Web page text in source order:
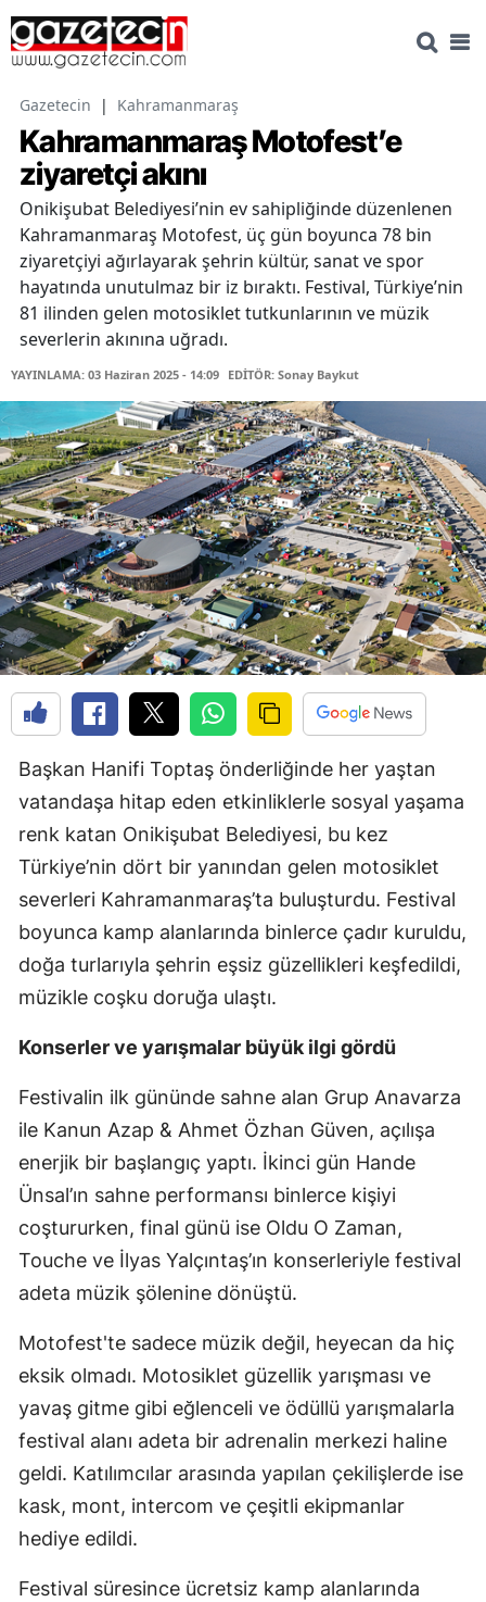
Gazetecin | Kahramanmaraş
Kahramanmaraş Motofest’e
ziyaretçi akını
Onikişubat Belediyesi’nin ev sahipliğinde düzenlenen
Kahramanmaraş Motofest, üç gün boyunca 78 bin
ziyaretçiyi ağırlayarak şehrin kültür, sanat ve spor
hayatında unutulmaz bir iz bıraktı. Festival, Türkiye’nin
81 ilinden gelen motosiklet tutkunlarının ve müzik
severlerin akınına uğradı.
YAYINLAMA: 03 Haziran 2025 - 14:09 EDİTÖR: Sonay Baykut
Başkan Hanifi Toptaş önderliğinde her yaştan
vatandaşa hitap eden etkinliklerle sosyal yaşama
renk katan Onikişubat Belediyesi, bu kez
Türkiye’nin dört bir yanından gelen motosiklet
severleri Kahramanmaraş’ta buluşturdu. Festival
boyunca kamp alanlarında binlerce çadır kuruldu,
doğa turlarıyla şehrin eşsiz güzellikleri keşfedildi,
müzikle coşku doruğa ulaştı.
Konserler ve yarışmalar büyük ilgi gördü
Festivalin ilk gününde sahne alan Grup Anavarza
ile Kanun Azap & Ahmet Özhan Güven, açılışa
enerjik bir başlangıç yaptı. İkinci gün Hande
Ünsal’ın sahne performansı binlerce kişiyi
coştururken, final günü ise Oldu O Zaman,
Touche ve İlyas Yalçıntaş’ın konserleriyle festival
adeta müzik şölenine dönüştü.
Motofest'te sadece müzik değil, heyecan da hiç
eksik olmadı. Motosiklet güzellik yarışması ve
yavaş gitme gibi eğlenceli ve ödüllü yarışmalarla
festival alanı adeta bir adrenalin merkezi haline
geldi. Katılımcılar arasında yapılan çekilişlerde ise
kask, mont, intercom ve çeşitli ekipmanlar
hediye edildi.
Festival süresince ücretsiz kamp alanlarında